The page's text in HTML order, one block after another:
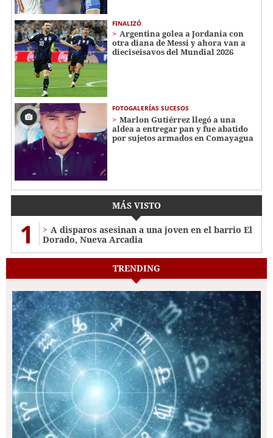
FINALIZÓ
Argentina golea a Jordania con
otra diana de Messi y ahora van a
dieciseisavos del Mundial 2026
FOTOGALERÍAS SUCESOS
Marlon Gutiérrez llegó a una
aldea a entregar pan y fue abatido
por sujetos armados en Comayagua
MÁS VISTO
1
A disparos asesinan a una joven en el barrio El
Dorado, Nueva Arcadia
TRENDING